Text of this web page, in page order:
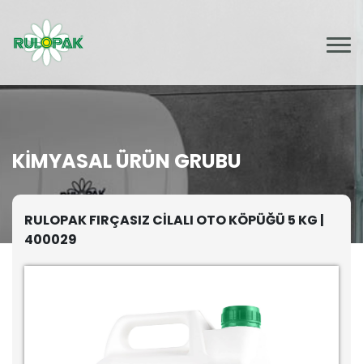
KIMYASAL ÜRÜN GRUBU
RULOPAK FIRÇASIZ CİLALI OTO KÖPÜĞÜ 5 KG |
400029